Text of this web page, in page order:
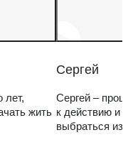
лет,
жить
Сергей
Сергей –
к действию и
выбраться из